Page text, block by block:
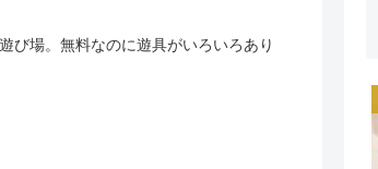
び場。無料なのに遊具がいろいろあり